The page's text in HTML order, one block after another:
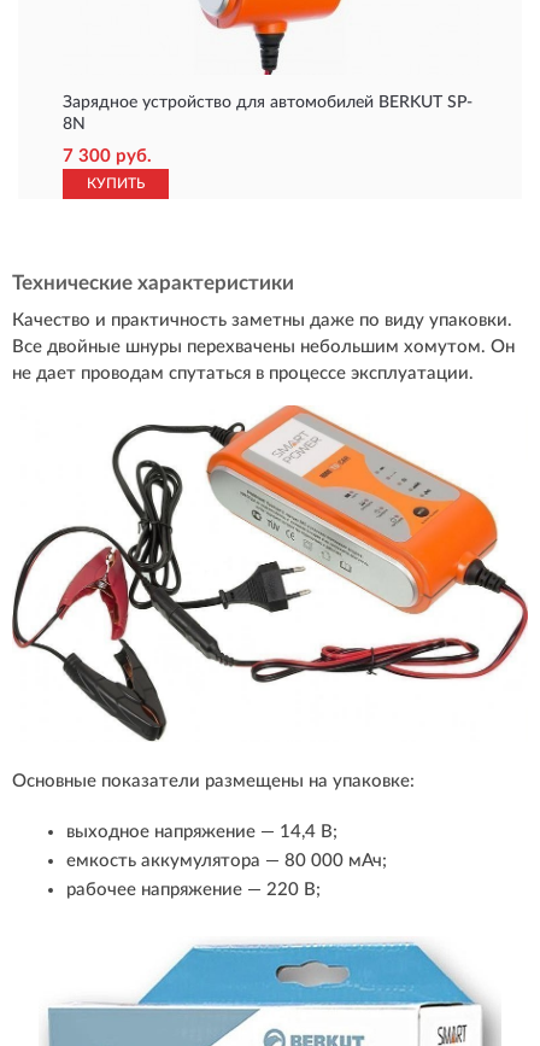
Зарядное устройство для автомобилей BERKUT SP-
8N
7 300 руб.
КУПИТЬ
Технические характеристики
Качество и практичность заметны даже по виду упаковки.
Все двойные шнуры перехвачены небольшим хомутом. Он
не дает проводам спутаться в процессе эксплуатации.
Основные показатели размещены на упаковке:
выходное напряжение — 14,4 В;
емкость аккумулятора — 80 000 мАч;
рабочее напряжение — 220 В;